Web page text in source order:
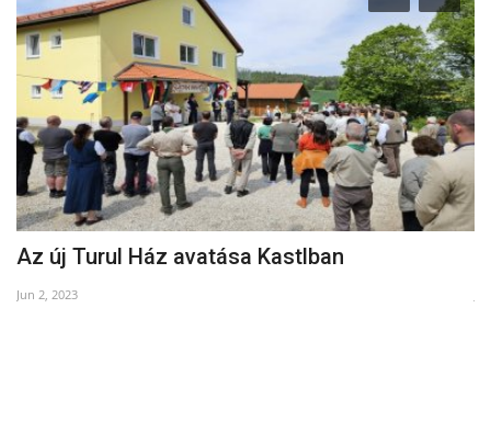
Az új Turul Ház avatása Kastlban
Jun 2, 2023